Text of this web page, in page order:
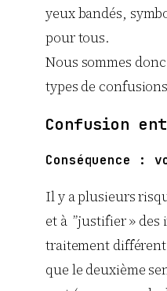
yeux bandés,
pour tous.
Nous sommes
types de
Confusion
Conséquence :
Il y a plusieurs
et à ”justifier »
traitement différent
que le deuxième